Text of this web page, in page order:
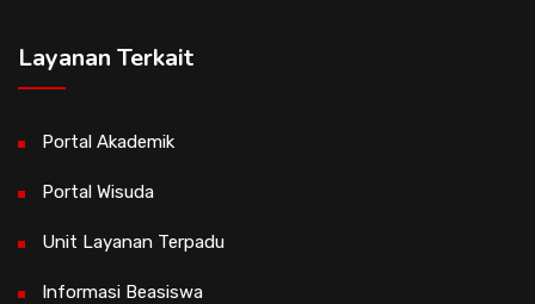
Layanan Terkait
Portal Akademik
Portal Wisuda
Unit Layanan Terpadu
Informasi Beasiswa